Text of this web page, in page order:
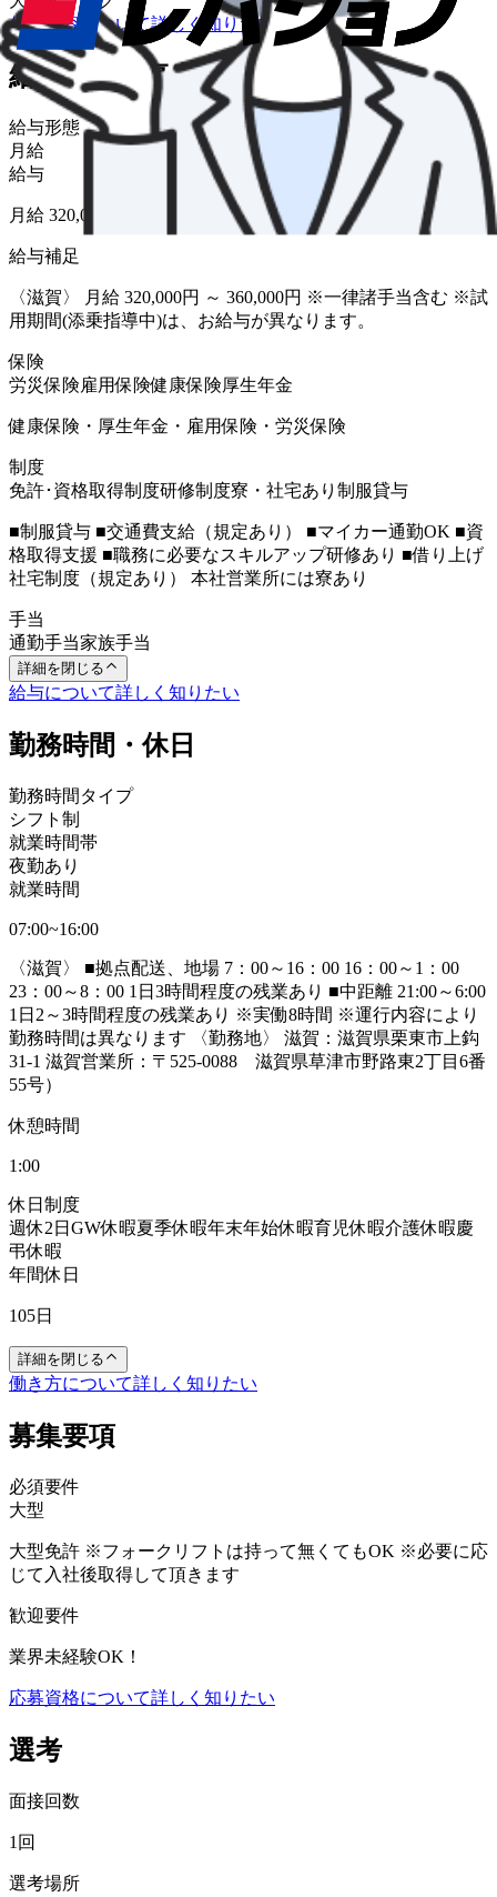
仕事内容について詳しく知りたい
給与・福利厚生
給与形態
月給
給与
月給 320,000円〜360,000円
給与補足
〈滋賀〉 月給 320,000円 ～ 360,000円 ※一律諸手当含む ※試
用期間(添乗指導中)は、お給与が異なります。
保険
労災保険雇用保険健康保険厚生年金
健康保険・厚生年金・雇用保険・労災保険
制度
免許･資格取得制度研修制度寮・社宅あり 制服貸与
■制服貸与 ■交通費支給（規定あり） ■マイカー通勤OK ■資
格取得支援 ■職務に必要なスキルアップ研修あり ■借り上げ
社宅制度（規定あり） 本社営業所には寮あり
手当
通勤手当家族手当
詳細を閉じる
給与について詳しく知りたい
勤務時間・休日
勤務時間タイプ
シフト制
就業時間帯
夜勤あり
就業時間
07:00~16:00
〈滋賀〉 ■拠点配送、地場 7：00～16：00 16：00～1：00
23：00～8：00 1日3時間程度の残業あり ■中距離 21:00～6:00
1日2～3時間程度の残業あり ※実働8時間 ※運行内容により
勤務時間は異なります 〈勤務地〉 滋賀：滋賀県栗東市上鈎
31-1 滋賀営業所：〒525-0088 滋賀県草津市野路東2丁目6番
55号）
休憩時間
1:00
休日制度
週休2日 GW休暇夏季休暇年末年始休暇育児休暇介護休暇慶
弔休暇
年間休日
105日
詳細を閉じる
働き方について詳しく知りたい
募集要項
必須要件
大型
大型免許 ※フォークリフトは持って無くてもOK ※必要に応
じて入社後取得して頂きます
歓迎要件
業界未経験OK！
応募資格について詳しく知りたい
選考
面接回数
1回
選考場所